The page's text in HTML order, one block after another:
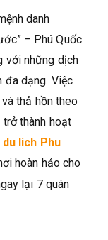
danh
– Phú Quốc
với những dịch
đa dạng. Việc
thả hồn theo
trở thành hoạt
du lich Phu
hoàn hảo cho
lại 7 quán